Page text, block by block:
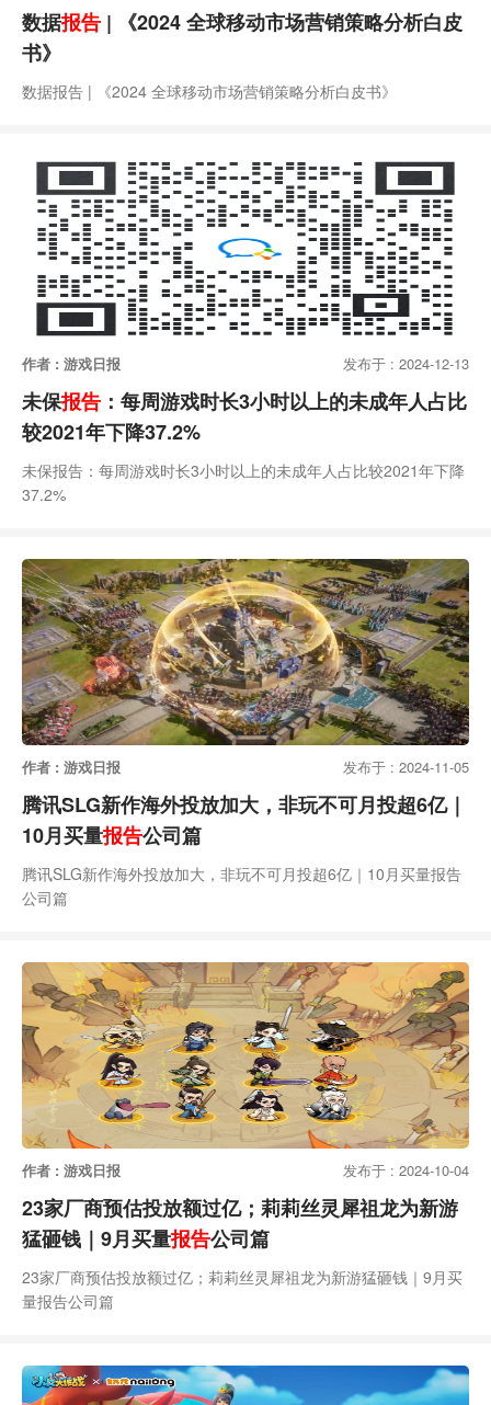
数据报告 | 《2024 全球移动市场营销策略分析白皮
书》
数据报告 | 《2024 全球移动市场营销策略分析白皮书》
作者 : 游戏日报 发布于 : 2024-12-13
未保报告 ：每周游戏时长3小时以上的未成年人占比
较2021年下降37.2%
未保报告：每周游戏时长3小时以上的未成年人占比较2021年下降
37.2%
作者 : 游戏日报 发布于 : 2024-11-05
腾讯SLG新作海外投放加大，非玩不可月投超6亿｜
10月买量报告公司篇
腾讯SLG新作海外投放加大，非玩不可月投超6亿｜10月买量报告
公司篇
作者 : 游戏日报 发布于 : 2024-10-04
23家厂商预估投放额过亿；莉莉丝灵犀祖龙为新游
猛砸钱｜9月买量报告公司篇
23家厂商预估投放额过亿；莉莉丝灵犀祖龙为新游猛砸钱｜9月买
量报告公司篇